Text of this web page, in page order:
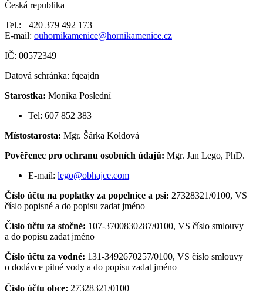
Česká republika
Tel.: +420 379 492 173
E-mail: ouhornikamenice@hornikamenice.cz
IČ: 00572349
Datová schránka: fqeajdn
Starostka: Monika Poslední
Tel: 607 852 383
Místostarosta: Mgr. Šárka Koldová
Pověřenec pro ochranu osobních údajů: Mgr. Jan Lego, PhD.
E-mail: lego@obhajce.com
Číslo účtu na poplatky za popelnice a psi: 27328321/0100, VS
číslo popisné a do popisu zadat jméno
Číslo účtu za stočné: 107-3700830287/0100, VS číslo smlouvy
a do popisu zadat jméno
Číslo účtu za vodné: 131-3492670257/0100, VS číslo smlouvy
o dodávce pitné vody a do popisu zadat jméno
Číslo účtu obce: 27328321/0100